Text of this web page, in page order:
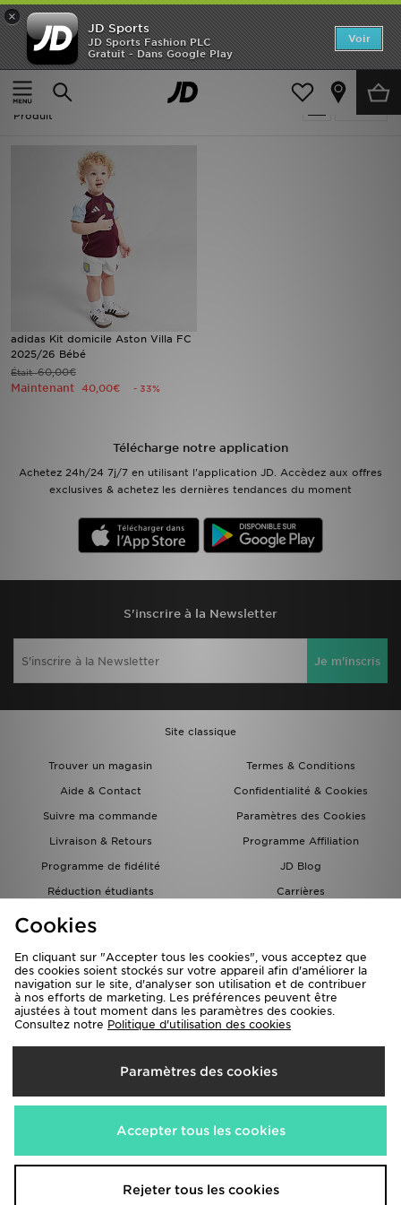
×
JD Sports
JD Sports Fashion PLC
Gratuit - Dans Google Play
Voir
Accueil
Soldes | Violet Football - Aston Villa
Soldes | Violet Football - Aston Villa
Produit
adidas Kit domicile Aston Villa FC
2025/26 Bébé
Était60,00€
Maintenant 40,00€ - 33%
Télécharge notre application
Achetez 24h/24 7j/7 en utilisant l'application JD. Accèdez aux offres
exclusives & achetez les dernières tendances du moment
S'inscrire à la Newsletter
Je m'inscris
Site classique
Trouver un magasin
Termes & Conditions
Aide & Contact
Confidentialité & Cookies
Suivre ma commande
Paramètres des Cookies
Livraison & Retours
Programme Affiliation
Programme de fidélité
JD Blog
Réduction étudiants
Carrières
Carte Cadeau
Livraison Vers
France
Nous acceptons les méthodes de paiement suivantes
Visitez notre site corporate www.jdplc.com
Accueil
Nouveautés
Homme
Collections
Sports
Suivre Ma Commande
Service client
Télécharge l'Appli
Cookies
En cliquant sur "Accepter tous les cookies", vous acceptez que
des cookies soient stockés sur votre appareil afin d'améliorer la
navigation sur le site, d'analyser son utilisation et de contribuer
à nos efforts de marketing. Les préférences peuvent être
ajustées à tout moment dans les paramètres des cookies.
Consultez notre Politique d'utilisation des cookies
Paramètres des cookies
Accepter tous les cookies
Rejeter tous les cookies